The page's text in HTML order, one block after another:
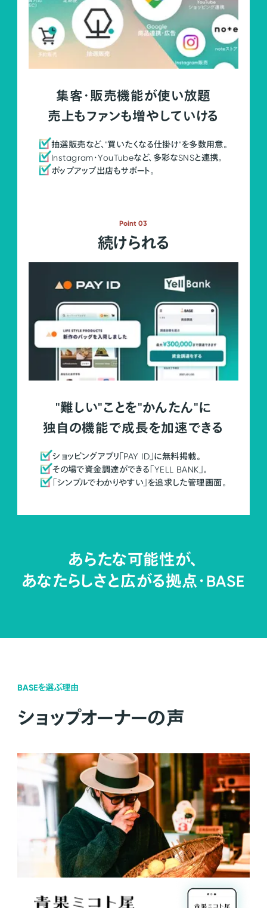
集客・販売機能が使い放題
売上もファンも増やしていける
抽選販売など、"買いたくなる仕掛け"を多数用意。
Instagram・YouTubeなど、多彩なSNSと連携。
ポップアップ出店もサポート。
Point 03
続けられる
"難しい"ことを"かんたん"に
独自の機能で成長を加速できる
ショッピングアプリ「PAY ID」に無料掲載。
その場で資金調達ができる「YELL BANK」。
「シンプルでわかりやすい」を追求した管理画面。
あらたな可能性が、
あなたらしさと広がる拠点・BASE
BASEを選ぶ理由
ショップオーナーの声